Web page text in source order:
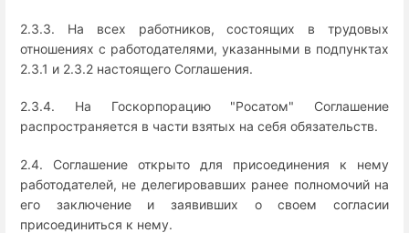
2.3.3. На всех работников, состоящих в трудовых
отношениях с работодателями, указанными в подпунктах
2.3.1 и 2.3.2 настоящего Соглашения.
2.3.4. На Госкорпорацию "Росатом" Соглашение
распространяется в части взятых на себя обязательств.
2.4. Соглашение открыто для присоединения к нему
работодателей, не делегировавших ранее полномочий на
его заключение и заявивших о своем согласии
присоединиться к нему.